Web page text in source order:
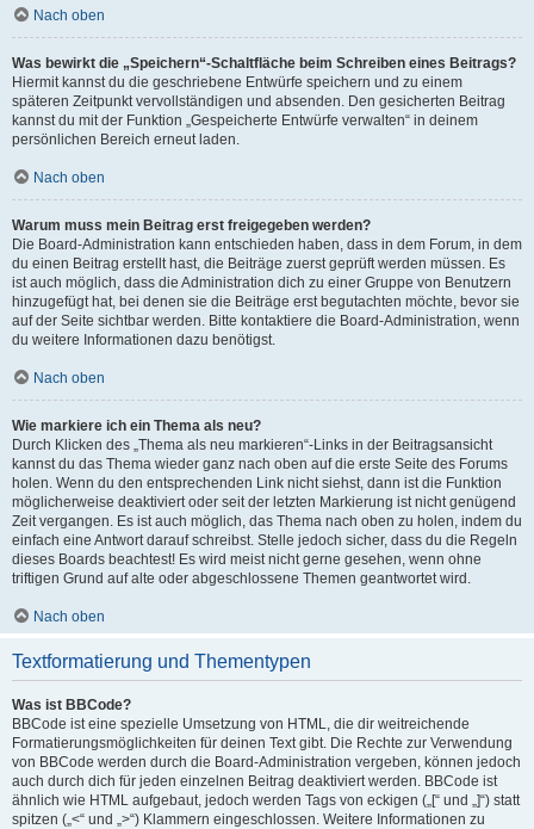
Nach oben
Was bewirkt die „Speichern“-Schaltfläche beim Schreiben eines Beitrags?
Hiermit kannst du die geschriebene Entwürfe speichern und zu einem
späteren Zeitpunkt vervollständigen und absenden. Den gesicherten Beitrag
kannst du mit der Funktion „Gespeicherte Entwürfe verwalten“ in deinem
persönlichen Bereich erneut laden.
Nach oben
Warum muss mein Beitrag erst freigegeben werden?
Die Board-Administration kann entschieden haben, dass in dem Forum, in dem
du einen Beitrag erstellt hast, die Beiträge zuerst geprüft werden müssen. Es
ist auch möglich, dass die Administration dich zu einer Gruppe von Benutzern
hinzugefügt hat, bei denen sie die Beiträge erst begutachten möchte, bevor sie
auf der Seite sichtbar werden. Bitte kontaktiere die Board-Administration, wenn
du weitere Informationen dazu benötigst.
Nach oben
Wie markiere ich ein Thema als neu?
Durch Klicken des „Thema als neu markieren“-Links in der Beitragsansicht
kannst du das Thema wieder ganz nach oben auf die erste Seite des Forums
holen. Wenn du den entsprechenden Link nicht siehst, dann ist die Funktion
möglicherweise deaktiviert oder seit der letzten Markierung ist nicht genügend
Zeit vergangen. Es ist auch möglich, das Thema nach oben zu holen, indem du
einfach eine Antwort darauf schreibst. Stelle jedoch sicher, dass du die Regeln
dieses Boards beachtest! Es wird meist nicht gerne gesehen, wenn ohne
triftigen Grund auf alte oder abgeschlossene Themen geantwortet wird.
Nach oben
Textformatierung und Thementypen
Was ist BBCode?
BBCode ist eine spezielle Umsetzung von HTML, die dir weitreichende
Formatierungsmöglichkeiten für deinen Text gibt. Die Rechte zur Verwendung
von BBCode werden durch die Board-Administration vergeben, können jedoch
auch durch dich für jeden einzelnen Beitrag deaktiviert werden. BBCode ist
ähnlich wie HTML aufgebaut, jedoch werden Tags von eckigen („[“ und „]“) statt
spitzen („<“ und „>“) Klammern eingeschlossen. Weitere Informationen zu